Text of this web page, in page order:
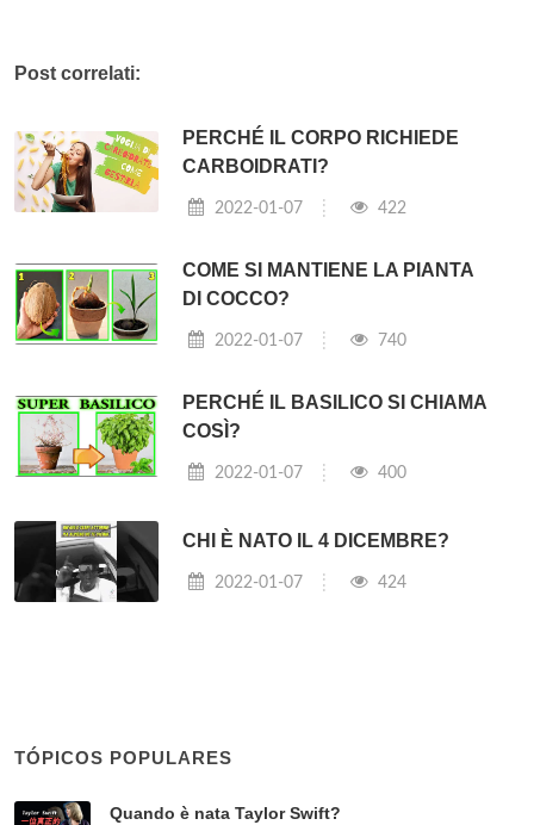
Post correlati:
PERCHÉ IL CORPO RICHIEDE
CARBOIDRATI?
2022-01-07 422
COME SI MANTIENE LA PIANTA
DI COCCO?
2022-01-07 740
PERCHÉ IL BASILICO SI CHIAMA
COSÌ?
2022-01-07 400
CHI È NATO IL 4 DICEMBRE?
2022-01-07 424
TÓPICOS POPULARES
Quando è nata Taylor Swift?